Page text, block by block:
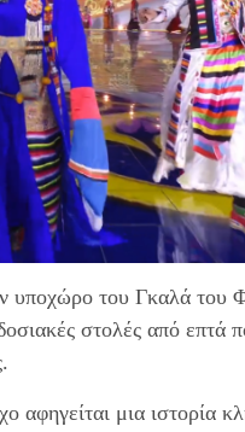
υποχώρο του Γκαλά του
στολές από επτά
μια ιστορία